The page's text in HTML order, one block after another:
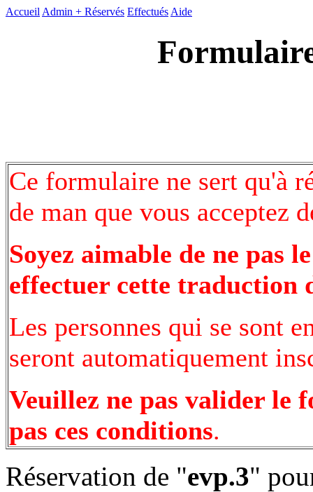
Accueil Admin + Réservés Effectués Aide
Ce formulaire ne sert qu'à
de man que vous acceptez
Soyez aimable de ne pas
effectuer cette traduction
Les personnes qui se sont
seront automatiquement
Veuillez ne pas valider le
pas ces conditions.
Réservation de "evp.3"